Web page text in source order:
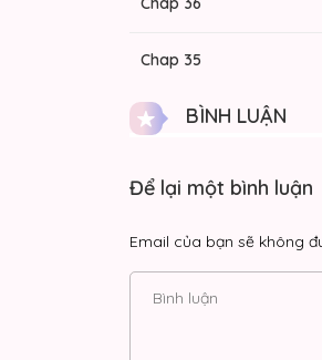
Chap 35
Chap 34BÌNH LUẬN
Để lại một bình luận
Email của bạn sẽ không